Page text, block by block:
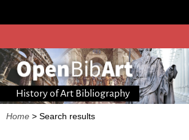
History of Art Bibliography
Home > Search results